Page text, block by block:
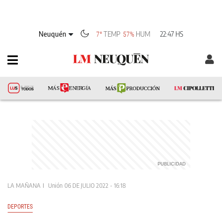
Neuquén 7° TEMP 57% HUM 22:47 HS
LA MAÑANA Unión 06 DE JULIO 2022 - 16:18
DEPORTES